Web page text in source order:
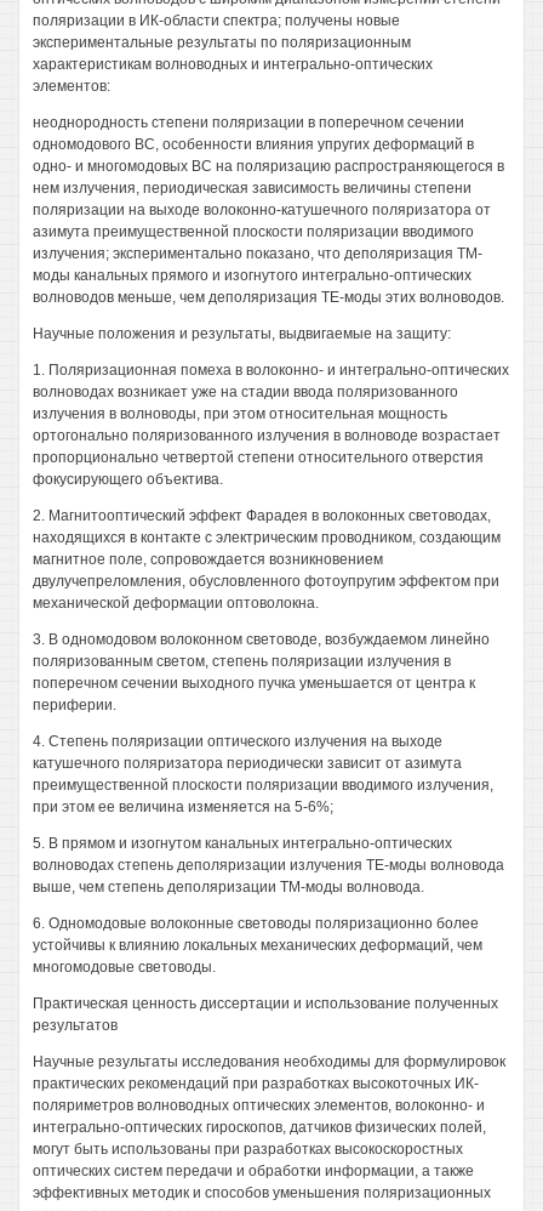
поляризации в ИК-области спектра; получены новые
экспериментальные результаты по поляризационным
характеристикам волноводных и интегрально-оптических
элементов:
неоднородность степени поляризации в поперечном сечении
одномодового ВС, особенности влияния упругих деформаций в
одно- и многомодовых ВС на поляризацию распространяющегося в
нем излучения, периодическая зависимость величины степени
поляризации на выходе волоконно-катушечного поляризатора от
азимута преимущественной плоскости поляризации вводимого
излучения; экспериментально показано, что деполяризация ТМ-
моды канальных прямого и изогнутого интегрально-оптических
волноводов меньше, чем деполяризация ТЕ-моды этих волноводов.
Научные положения и результаты, выдвигаемые на защиту:
1. Поляризационная помеха в волоконно- и интегрально-оптических
волноводах возникает уже на стадии ввода поляризованного
излучения в волноводы, при этом относительная мощность
ортогонально поляризованного излучения в волноводе возрастает
пропорционально четвертой степени относительного отверстия
фокусирующего объектива.
2. Магнитооптический эффект Фарадея в волоконных световодах,
находящихся в контакте с электрическим проводником, создающим
магнитное поле, сопровождается возникновением
двулучепреломления, обусловленного фотоупругим эффектом при
механической деформации оптоволокна.
3. В одномодовом волоконном световоде, возбуждаемом линейно
поляризованным светом, степень поляризации излучения в
поперечном сечении выходного пучка уменьшается от центра к
периферии.
4. Степень поляризации оптического излучения на выходе
катушечного поляризатора периодически зависит от азимута
преимущественной плоскости поляризации вводимого излучения,
при этом ее величина изменяется на 5-6%;
5. В прямом и изогнутом канальных интегрально-оптических
волноводах степень деполяризации излучения ТЕ-моды волновода
выше, чем степень деполяризации ТМ-моды волновода.
6. Одномодовые волоконные световоды поляризационно более
устойчивы к влиянию локальных механических деформаций, чем
многомодовые световоды.
Практическая ценность диссертации и использование полученных
результатов
Научные результаты исследования необходимы для формулировок
практических рекомендаций при разработках высокоточных ИК-
поляриметров волноводных оптических элементов, волоконно- и
интегрально-оптических гироскопов, датчиков физических полей,
могут быть использованы при разработках высокоскоростных
оптических систем передачи и обработки информации, а также
эффективных методик и способов уменьшения поляризационных